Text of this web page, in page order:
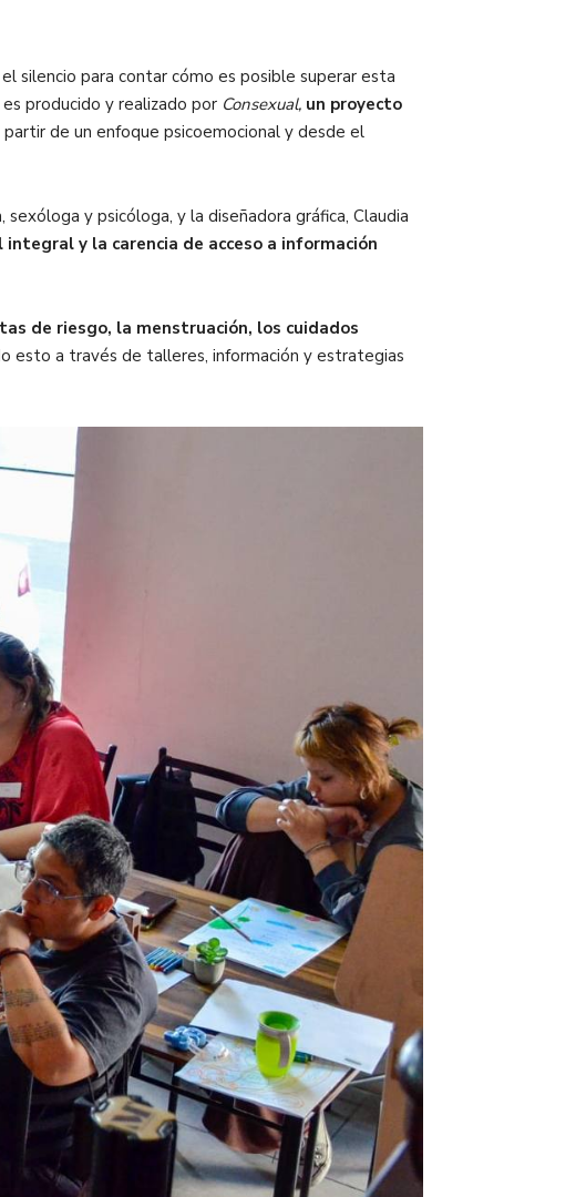
silencio para contar cómo es posible superar esta
producido y realizado por Consexual, un proyecto
de un enfoque psicoemocional y desde el
y psicóloga, y la diseñadora gráfica, Claudia
y la carencia de acceso a información
de riesgo, la menstruación, los cuidados
esto a través de talleres, información y estrategias